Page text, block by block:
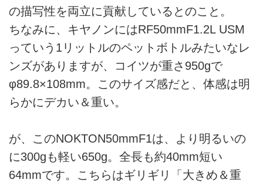
の描写性を両立に貢献しているとのこと。
ちなみに、キヤノンにはRF50mmF1.2L USM
っていう1リットルのペットボトルみたいなレ
ンズがありますが、コイツが重さ950gで
φ89.8×108mm。このサイズ感だと、体感は明
らかにデカい＆重い。
が、このNOKTON50mmF1は、より明るいの
に300gも軽い650g。全長も約40mm短い
64mmです。こちらはギリギリ「大きめ＆重